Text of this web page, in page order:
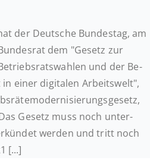
der Deut­sche Bun­des­tag, am
dem "Gesetz zur
und der Be­
einer di­gi­ta­len Ar­beits­welt",
Gesetz muss noch un­ter­
werden und tritt noch
[...]